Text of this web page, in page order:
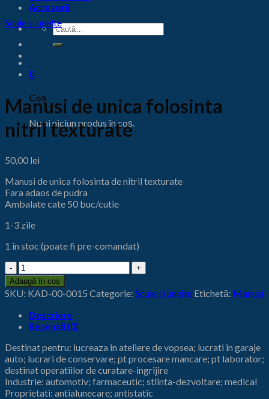
Accesorii
Caută
după:
0
Coș
Nu ai niciun produs în coș.
Scule si unelte
Manusi de unica folosinta
nitril texturate
50,00 lei
Manusi de unica folosinta de nitril texturate
Fara adaos de pudra
Ambalate cate 50 buc/cutie
1-3 zile
1 în stoc (poate fi pre-comandat)
Cantitate
Manusi
de
unica
folosinta
nitril
texturate
Adaugă în coș
SKU: KAD-00-0015 Categorie: Scule si unelte Etichetă: Manusi
Descriere
Recenzii (0)
Destinat pentru: lucreaza in ateliere de vopsea; lucrati in garaje
auto; lucrari de conservare; pt procesare mancare; pt laborator;
destinat operatiilor de curatare-ingrijire
Industrie: automotiv; farmaceutic; stiinta-dezvoltare; medical
Proprietati: antialunecare; antistatic